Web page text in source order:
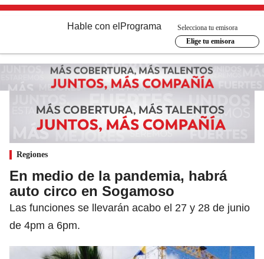
Hable con el Programa
Selecciona tu emisora
Elige tu emisora
Regiones
En medio de la pandemia, habrá
auto circo en Sogamoso
Las funciones se llevarán acabo el 27 y 28 de junio
de 4pm a 6pm.